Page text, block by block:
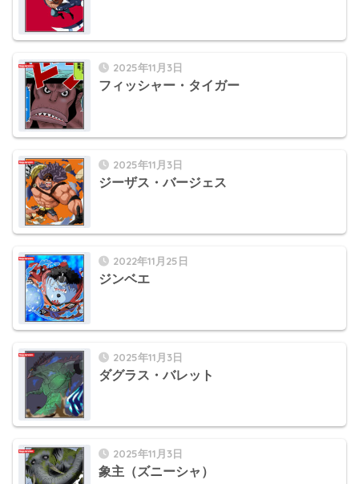
2025年11月3日
フィッシャー・タイガー
2025年11月3日
ジーザス・バージェス
2022年11月25日
ジンベエ
2025年11月3日
ダグラス・バレット
2025年11月3日
象主（ズニーシャ）